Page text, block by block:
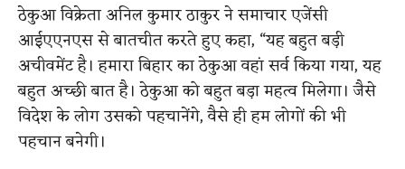
ठेकुआ विक्रेता अनिल कुमार ठाकुर ने समाचार एजेंसी
आईएएनएस से बातचीत करते हुए कहा, “यह बहुत बड़ी
अचीवमेंट है। हमारा बिहार का ठेकुआ वहां सर्व किया गया, यह
बहुत अच्छी बात है। ठेकुआ को बहुत बड़ा महत्व मिलेगा। जैसे
विदेश के लोग उसको पहचानेंगे, वैसे ही हम लोगों की भी
पहचान बनेगी।